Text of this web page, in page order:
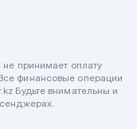
не принимает оплату
финансовые операции
Будьте внимательны и